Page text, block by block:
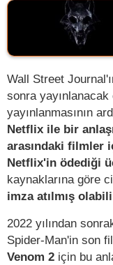
Wall Street
sonra
yayınlanmasının
Netflix ile bir
arasındaki filmler
Netflix'in ödediği
kaynaklarına göre
imza atılmış
2022 yılından
Spider-Man'in son
Venom 2 için bu